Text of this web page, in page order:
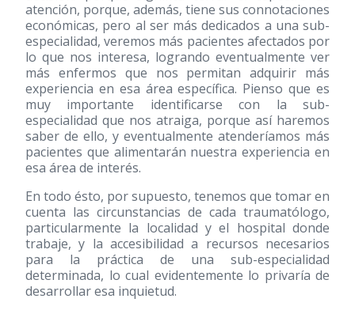
atención, porque, además, tiene sus connotaciones
económicas, pero al ser más dedicados a una sub-
especialidad, veremos más pacientes afectados por
lo que nos interesa, logrando eventualmente ver
más enfermos que nos permitan adquirir más
experiencia en esa área específica. Pienso que es
muy importante identificarse con la sub-
especialidad que nos atraiga, porque así haremos
saber de ello, y eventualmente atenderíamos más
pacientes que alimentarán nuestra experiencia en
esa área de interés.
En todo ésto, por supuesto, tenemos que tomar en
cuenta las circunstancias de cada traumatólogo,
particularmente la localidad y el hospital donde
trabaje, y la accesibilidad a recursos necesarios
para la práctica de una sub-especialidad
determinada, lo cual evidentemente lo privaría de
desarrollar esa inquietud.